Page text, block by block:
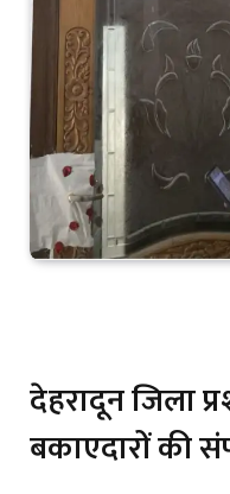
देहरादून जिला
बकाएदारों की